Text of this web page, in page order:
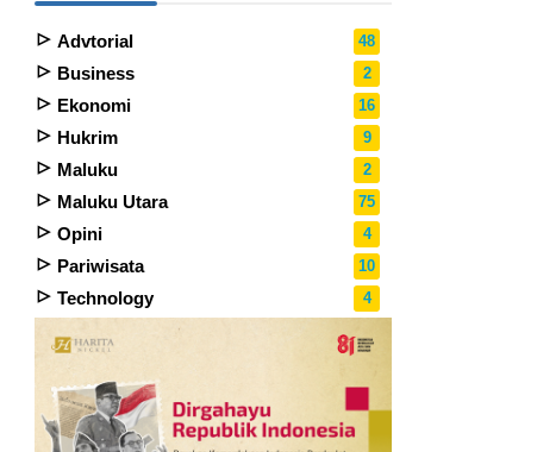
Advtorial 48
Business 2
Ekonomi 16
Hukrim 9
Maluku 2
Maluku Utara 75
Opini 4
Pariwisata 10
Technology 4